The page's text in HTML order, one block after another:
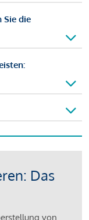
Sie die
Das
von